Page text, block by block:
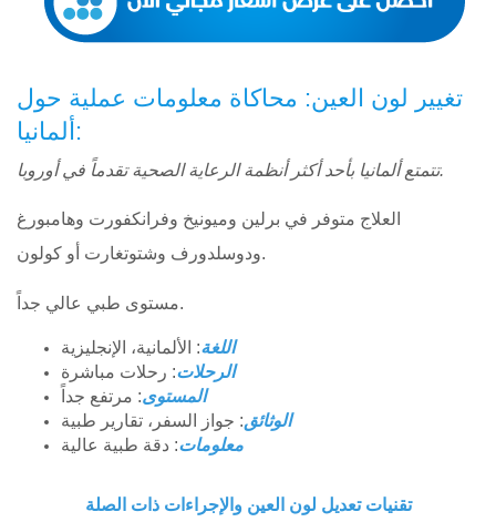
تغيير لون العين: محاكاة معلومات عملية حول
:ألمانيا
تتمتع ألمانيا بأحد أكثر أنظمة الرعاية الصحية تقدماً في أوروبا.
العلاج متوفر في برلين وميونيخ وفرانكفورت وهامبورغ
ودوسلدورف وشتوتغارت أو كولون.
مستوى طبي عالي جداً.
اللغة: الألمانية، الإنجليزية
الرحلات: رحلات مباشرة
المستوى: مرتفع جداً
الوثائق: جواز السفر، تقارير طبية
معلومات: دقة طبية عالية
تقنيات تعديل لون العين والإجراءات ذات الصلة